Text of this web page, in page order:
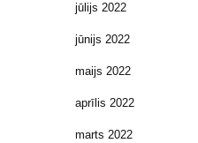
jūlijs 2022
jūnijs 2022
maijs 2022
aprīlis 2022
marts 2022